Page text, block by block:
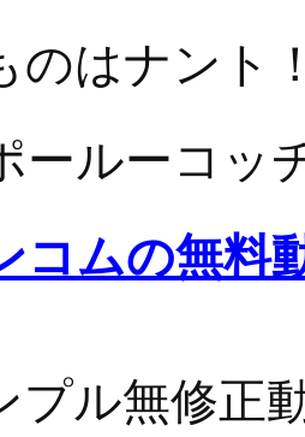
のはナント
ールーコッ
コムの無料
ル無修正